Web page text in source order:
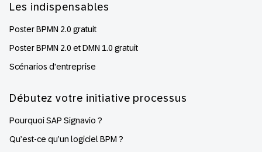
Les indispensables
Poster BPMN 2.0 gratuit
Poster BPMN 2.0 et DMN 1.0 gratuit
Scénarios d'entreprise
Débutez votre initiative processus
Pourquoi SAP Signavio ?
Qu’est-ce qu’un logiciel BPM ?